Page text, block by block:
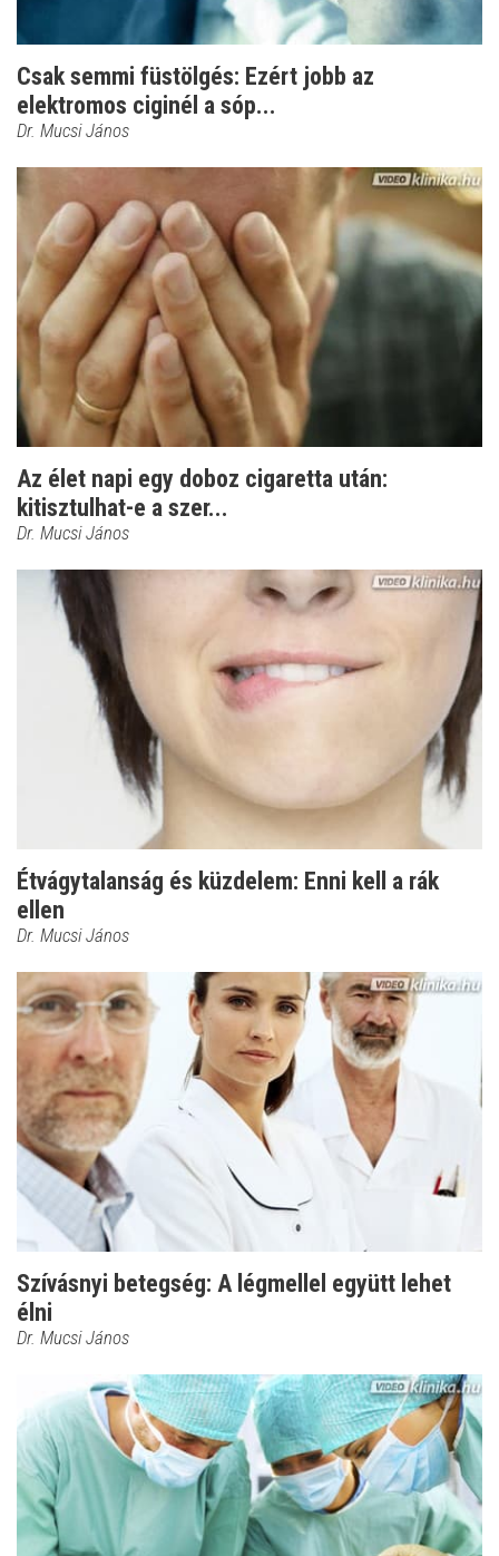
Csak semmi füstölgés: Ezért jobb az
elektromos ciginél a sóp...
Dr. Mucsi János
Az élet napi egy doboz cigaretta után:
kitisztulhat-e a szer...
Dr. Mucsi János
Étvágytalanság és küzdelem: Enni kell a rák
ellen
Dr. Mucsi János
Szívásnyi betegség: A légmellel együtt lehet
élni
Dr. Mucsi János